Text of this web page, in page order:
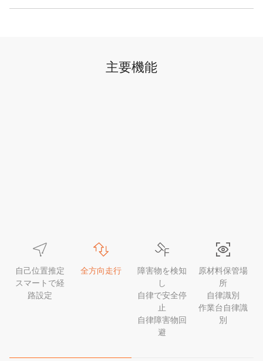
主要機能
自己位置推定
スマートで経
路設定
全方向走行
障害物を検知
し
自律で安全停
止
自律障害物回
避
原材料保管場
所
自律識別
作業台自律識
別